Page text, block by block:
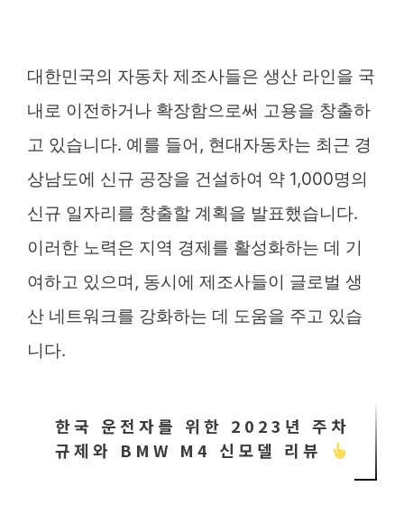
대한민국의 자동차 제조사들은 생산 라인을 국
내로 이전하거나 확장함으로써 고용을 창출하
고 있습니다. 예를 들어, 현대자동차는 최근 경
상남도에 신규 공장을 건설하여 약 1,000명의
신규 일자리를 창출할 계획을 발표했습니다.
이러한 노력은 지역 경제를 활성화하는 데 기
여하고 있으며, 동시에 제조사들이 글로벌 생
산 네트워크를 강화하는 데 도움을 주고 있습
니다.
한국 운전자를 위한 2023년 주차
규제와 BMW M4 신모델 리뷰